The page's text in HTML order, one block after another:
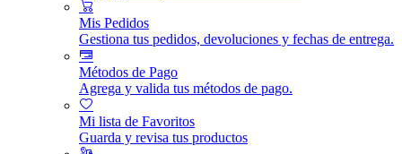
Mis Pedidos
Gestiona tus pedidos, devoluciones y fechas de entrega.
Métodos de Pago
Agrega y valida tus métodos de pago.
Mi lista de Favoritos
Guarda y revisa tus productos